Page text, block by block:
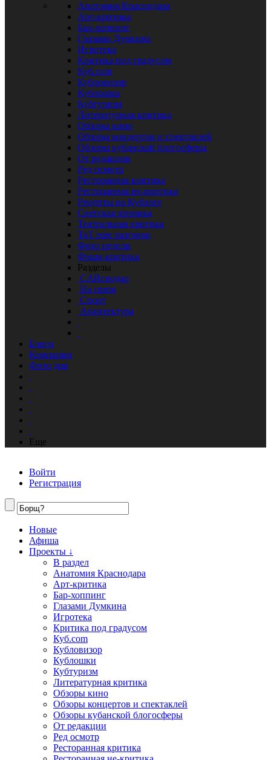
Анатомия Краснодара
Арт-критика
Бар-хоппинг
Глазами Думкина
Игротека
Критика под градусом
Куб.com
Кубловизор
Кублошки
Кубтуризм
Литературная критика
Обзоры кино
Обзоры концертов и спектаклей
Обзоры кубанской блогосферы
От редакции
Ред осмотр
Ресторанная критика
Ресторанная не-критика
Рецепты на Кублоге
Светская хроника
Театральная критика
ТоТ еще разговор
Фото недели
Фэшн-критика
Разделы
CARснодар
На связи
Спорт
Архитектура
Блоги
Компании
Фото дня
Еще
Войти
Регистрация
Новые
Афиша
Проекты ↓
В раздел
Анатомия Краснодара
Арт-критика
Бар-хоппинг
Глазами Думкина
Игротека
Критика под градусом
Куб.com
Кубловизор
Кублошки
Кубтуризм
Литературная критика
Обзоры кино
Обзоры концертов и спектаклей
Обзоры кубанской блогосферы
От редакции
Ред осмотр
Ресторанная критика